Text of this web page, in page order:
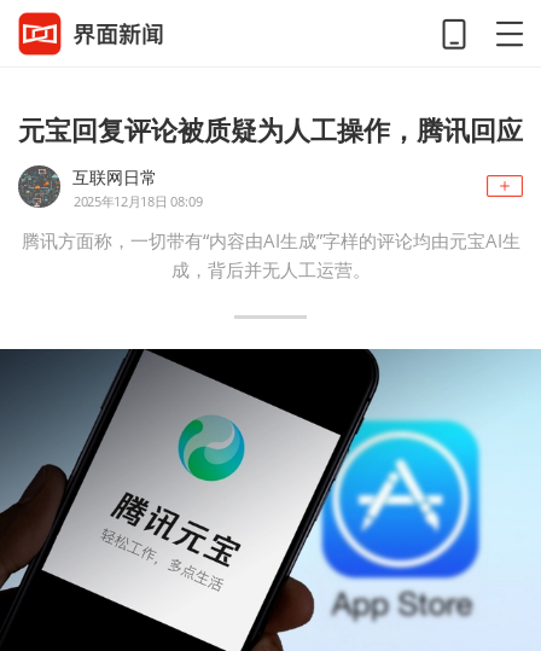
元宝回复评论被质疑为人工操作，腾讯回应
互联网日常
2025年12月18日 08:09
腾讯方面称，一切带有“内容由AI生成”字样的评论均由元宝AI生
成，背后并无人工运营。